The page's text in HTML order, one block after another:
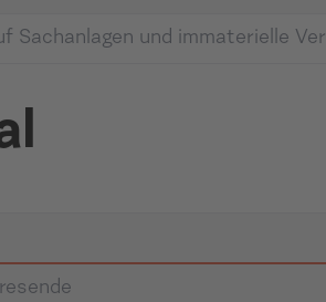
Sachanlagen und immaterielle